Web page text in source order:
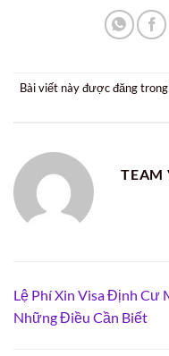
Bài viết này được đăng trong
TEAM
Lệ Phí Xin Visa Định Cư
Những Điều Cần Biết